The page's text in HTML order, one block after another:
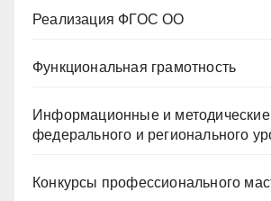
Реализация ФГОС ОО
Функциональная грамотность
Информационные и
федерального и регионального
Конкурсы профессионального